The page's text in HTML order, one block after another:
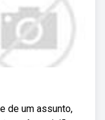
de um assunto,